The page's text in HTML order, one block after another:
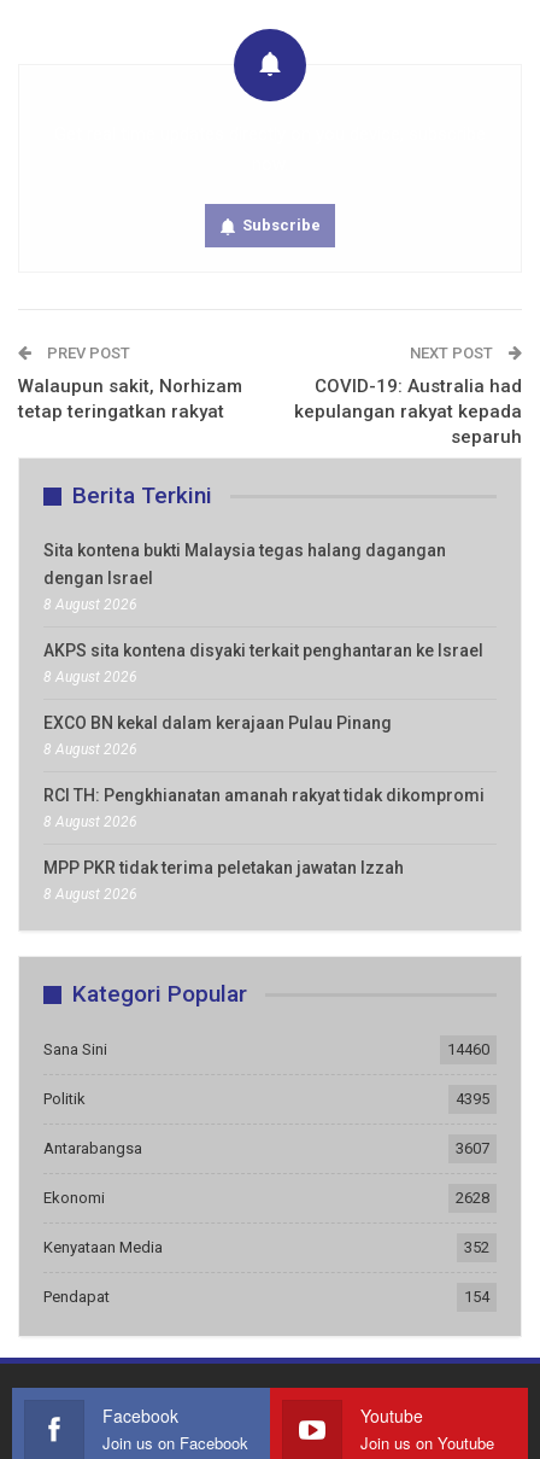
Subscribe
PREV POST
Walaupun sakit, Norhizam
tetap teringatkan rakyat
NEXT POST
COVID-19: Australia had
kepulangan rakyat kepada
separuh
Berita Terkini
Sita kontena bukti Malaysia tegas halang dagangan
dengan Israel
8 August 2026
AKPS sita kontena disyaki terkait penghantaran ke Israel
8 August 2026
EXCO BN kekal dalam kerajaan Pulau Pinang
8 August 2026
RCI TH: Pengkhianatan amanah rakyat tidak dikompromi
8 August 2026
MPP PKR tidak terima peletakan jawatan Izzah
8 August 2026
Kategori Popular
Sana Sini 14460
Politik 4395
Antarabangsa 3607
Ekonomi 2628
Kenyataan Media 352
Pendapat 154
Facebook
Join us on Facebook
Youtube
Join us on Youtube